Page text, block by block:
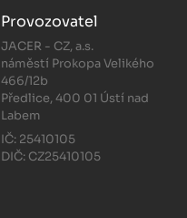
Provozovatel
JACER - CZ, a.s.
náměstí Prokopa Velikého
466/12b
Předlice, 400 01 Ústí nad
Labem
IČ: 25410105
DIČ: CZ25410105